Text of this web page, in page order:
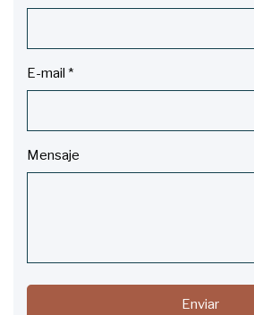
E-mail *
Mensaje
Enviar